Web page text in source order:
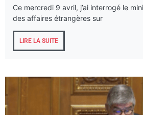
Ce mercredi 9 avril, j’ai interrogé le
des affaires étrangères sur
LIRE LA SUITE